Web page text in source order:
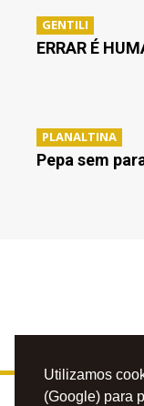
Utilizamos
(Google) para
GENTILI
ERRAR É
PLANALTINA
Pepa sem